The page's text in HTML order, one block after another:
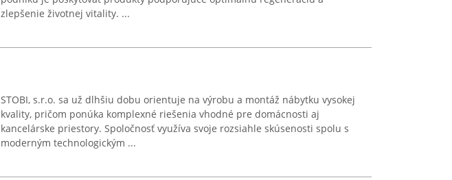
zlepšenie životnej vitality. ...
STOBI, s.r.o. sa už dlhšiu dobu orientuje na výrobu a montáž nábytku vysokej
kvality, pričom ponúka komplexné riešenia vhodné pre domácnosti aj
kancelárske priestory. Spoločnosť využíva svoje rozsiahle skúsenosti spolu s
moderným technologickým ...